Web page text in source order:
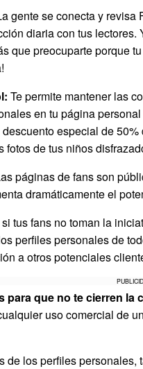
gente se conecta y revisa
diaria con tus
que preocuparte porque
Te permite mantener las
en tu página
especial de
fotos de tus niños
páginas de fans son
dramáticamente el
tus fans no toman la
perfiles personales de
a otros potenciales
para que no te cierren la
uso comercial de
de los perfiles